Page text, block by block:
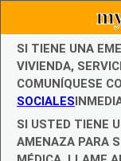
SI TIENE UNA
VIVIENDA,
COMUNÍQUESE
SOCIALES
SI USTED TIENE
AMENAZA PARA